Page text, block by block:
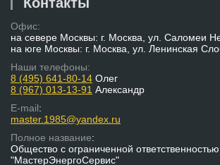
Офис:
на севере Москвы: г. Москва, ул. Саломеи
на юге Москвы: г. Москва, ул. Ленинская
Наши телефоны:
8 (495) 641-80-14 Олег
8 (967) 013-13-91 Александр
E-mail:
master.1985@yandex.ru
Полное название:
Общество с ограниченной ответственностью
"МастерЭнергоСервис"